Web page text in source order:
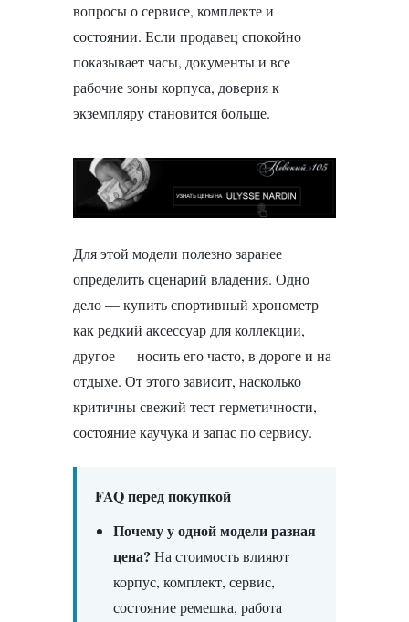
вопросы о сервисе, комплекте и
состоянии. Если продавец спокойно
показывает часы, документы и все
рабочие зоны корпуса, доверия к
экземпляру становится больше.
Для этой модели полезно заранее
определить сценарий владения. Одно
дело — купить спортивный хронометр
как редкий аксессуар для коллекции,
другое — носить его часто, в дороге и на
отдыхе. От этого зависит, насколько
критичны свежий тест герметичности,
состояние каучука и запас по сервису.
FAQ перед покупкой
Почему у одной модели разная
цена? На стоимость влияют
корпус, комплект, сервис,
состояние ремешка, работа